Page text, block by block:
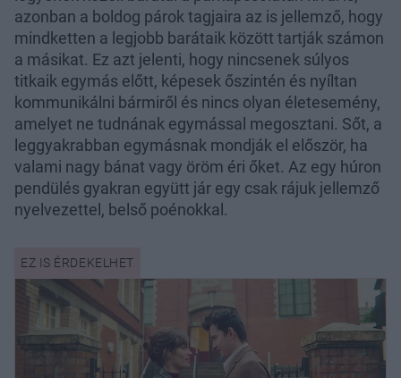
azonban a boldog párok tagjaira az is jellemző, hogy
mindketten a legjobb barátaik között tartják számon
a másikat. Ez azt jelenti, hogy nincsenek súlyos
titkaik egymás előtt, képesek őszintén és nyíltan
kommunikálni bármiről és nincs olyan életesemény,
amelyet ne tudnának egymással megosztani. Sőt, a
leggyakrabban egymásnak mondják el először, ha
valami nagy bánat vagy öröm éri őket. Az egy húron
pendülés gyakran együtt jár egy csak rájuk jellemző
nyelvezettel, belső poénokkal.